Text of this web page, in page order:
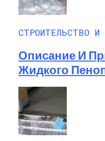
СТРОИТЕЛЬСТВО И
Описание И
Жидкого